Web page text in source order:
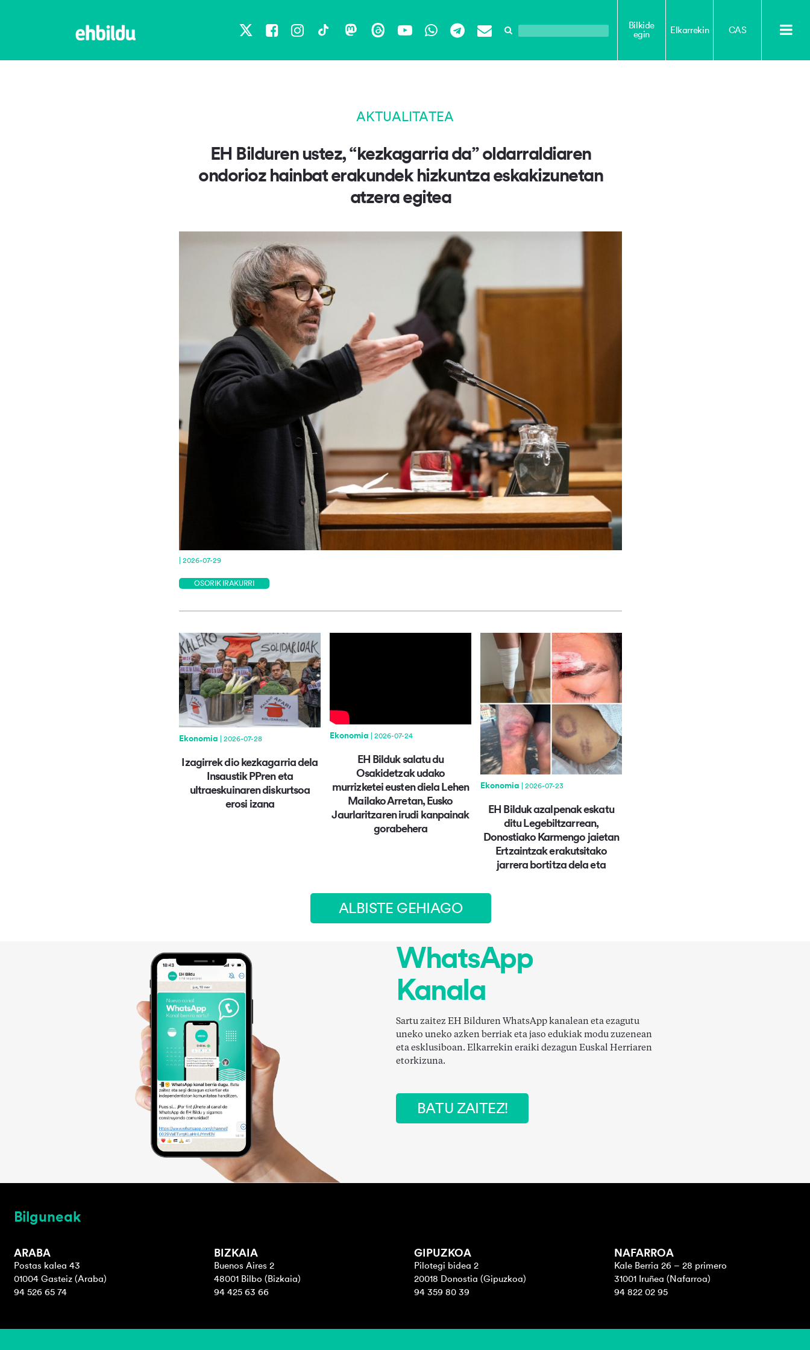
X Facebook
Instagram
TikTokMastodon
ThreadsYouTubeWhatsApp
Telegram
Email
Bilkide
egin
Elkarrekin CAS
AKTUALITATEA
EH Bilduren ustez, “kezkagarria da” oldarraldiaren
ondorioz hainbat erakundek hizkuntza eskakizunetan
atzera egitea
| 2026-07-29
OSORIK IRAKURRI
Ekonomia | 2026-07-28
Izagirrek dio kezkagarria dela
Insaustik PPren eta
ultraeskuinaren diskurtsoa
erosi izana
Ekonomia | 2026-07-24
EH Bilduk salatu du
Osakidetzak udako
murrizketei eusten diela Lehen
Mailako Arretan, Eusko
Jaurlaritzaren irudi kanpainak
gorabehera
Ekonomia | 2026-07-23
EH Bilduk azalpenak eskatu
ditu Legebiltzarrean,
Donostiako Karmengo jaietan
Ertzaintzak erakutsitako
jarrera bortitza dela eta
ALBISTE GEHIAGO
WhatsApp
Kanala
Sartu zaitez EH Bilduren WhatsApp kanalean eta ezagutu
uneko uneko azken berriak eta jaso edukiak modu zuzenean
eta esklusiboan. Elkarrekin eraiki dezagun Euskal Herriaren
etorkizuna.
BATU ZAITEZ!
Bilguneak
ARABA
Postas kalea 43
01004 Gasteiz (Araba)
94 526 65 74
BIZKAIA
Buenos Aires 2
48001 Bilbo (Bizkaia)
94 425 63 66
GIPUZKOA
Pilotegi bidea 2
20018 Donostia (Gipuzkoa)
94 359 80 39
NAFARROA
Kale Berria 26 – 28 primero
31001 Iruñea (Nafarroa)
94 822 02 95